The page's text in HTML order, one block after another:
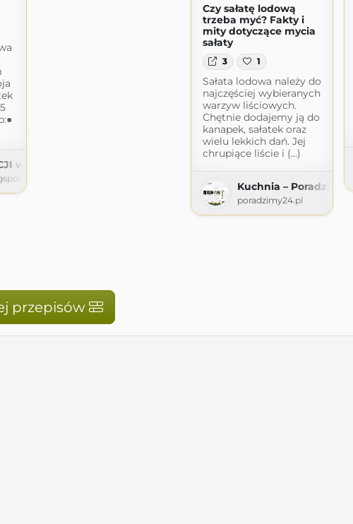
współczesna kuchnia francuska
Czy sałatę lodową
trzeba myć? Fakty i
mity dotyczące mycia
sałaty
3 1
Sałata lodowa należy do
najczęściej wybieranych
warzyw liściowych.
Chętnie dodajemy ją do
kanapek, sałatek oraz
wielu lekkich dań. Jej
chrupiące liście i (...)
Kuchnia –
poradzimy24.pl
przepisów